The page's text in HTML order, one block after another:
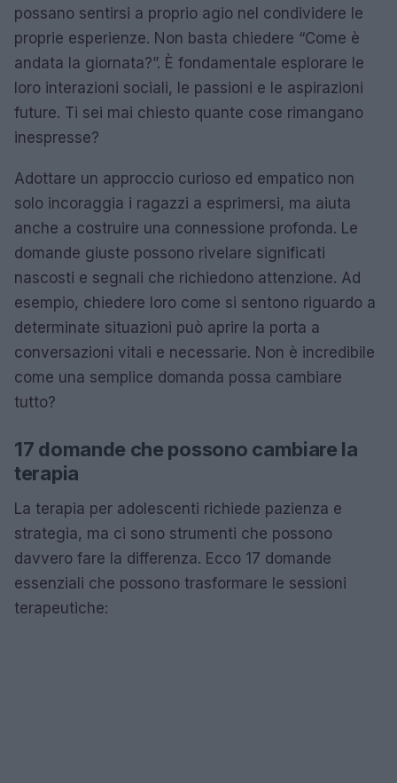
possano sentirsi a proprio agio nel condividere le
proprie esperienze. Non basta chiedere “Come è
andata la giornata?”. È fondamentale esplorare le
loro interazioni sociali, le passioni e le aspirazioni
future. Ti sei mai chiesto quante cose rimangano
inespresse?
Adottare un approccio curioso ed empatico non
solo incoraggia i ragazzi a esprimersi, ma aiuta
anche a costruire una connessione profonda. Le
domande giuste possono rivelare significati
nascosti e segnali che richiedono attenzione. Ad
esempio, chiedere loro come si sentono riguardo a
determinate situazioni può aprire la porta a
conversazioni vitali e necessarie. Non è incredibile
come una semplice domanda possa cambiare
tutto?
17 domande che possono cambiare la
terapia
La terapia per adolescenti richiede pazienza e
strategia, ma ci sono strumenti che possono
davvero fare la differenza. Ecco 17 domande
essenziali che possono trasformare le sessioni
terapeutiche: